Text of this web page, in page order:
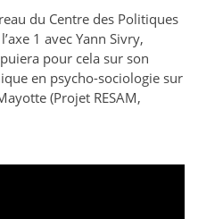
du Centre des Politiques
1 avec Yann Sivry,
pour cela sur son
en psycho-sociologie sur
(Projet RESAM,